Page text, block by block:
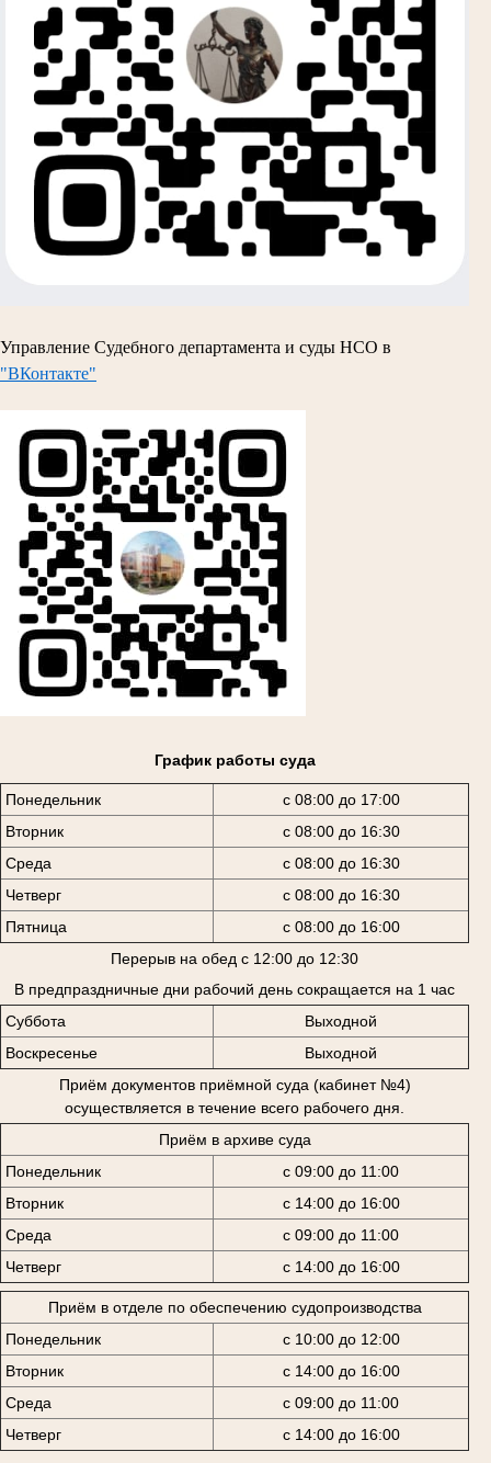
Управление Судебного департамента и суды НСО в
"ВКонтакте"
График работы суда
Понедельник
с 08:00 до 17:00
Вторник
с 08:00 до 16:30
Среда
с 08:00 до 16:30
Четверг
с 08:00 до 16:30
Пятница
с 08:00 до 16:00
Перерыв на обед с 12:00 до 12:30
В предпраздничные дни рабочий день сокращается на 1 час
Суббота
Выходной
Воскресенье
Выходной
Приём документов приёмной суда (кабинет №4)
осуществляется в течение всего рабочего дня.
Приём в архиве суда
Понедельник
с 09:00 до 11:00
Вторник
с 14:00 до 16:00
Среда
с 09:00 до 11:00
Четверг
с 14:00 до 16:00
Приём в отделе по обеспечению судопроизводства
Понедельник
с 10:00 до 12:00
Вторник
с 14:00 до 16:00
Среда
с 09:00 до 11:00
Четверг
с 14:00 до 16:00